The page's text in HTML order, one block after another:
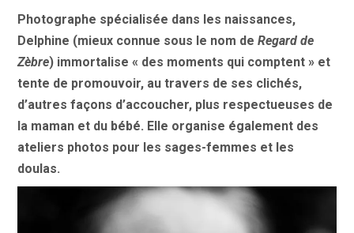
Photographe spécialisée dans les naissances,
Delphine (mieux connue sous le nom deRegard de
Zèbre) immortalise « des moments qui comptent » et
tente de promouvoir, au travers de ses clichés,
d’autres façons d’accoucher, plus respectueuses de
la maman et du bébé. Elle organise également des
ateliers photos pour les sages-femmes et les
doulas.